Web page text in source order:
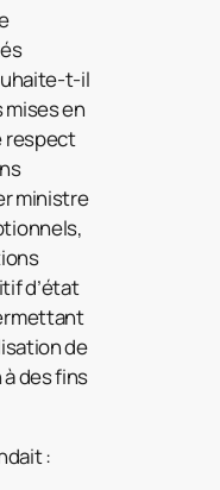
t-il
en
respect
ministre
d’état
de
des fins
: